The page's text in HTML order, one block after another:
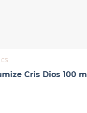
Cris Dios 100 ml